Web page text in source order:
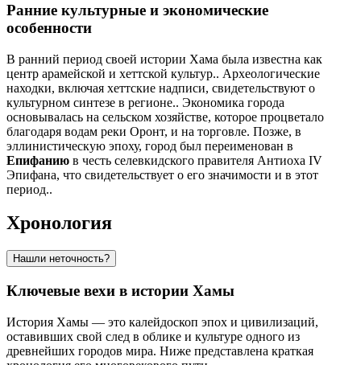
Ранние культурные и экономические
особенности
В ранний период своей истории Хама была известна как
центр арамейской и хеттской культур.. Археологические
находки, включая хеттские надписи, свидетельствуют о
культурном синтезе в регионе.. Экономика города
основывалась на сельском хозяйстве, которое процветало
благодаря водам реки Оронт, и на торговле. Позже, в
эллинистическую эпоху, город был переименован в
Епифанию в честь селевкидского правителя Антиоха IV
Эпифана, что свидетельствует о его значимости и в этот
период..
Хронология
Нашли неточность?
Ключевые вехи в истории Хамы
История Хамы — это калейдоскоп эпох и цивилизаций,
оставивших свой след в облике и культуре одного из
древнейших городов мира. Ниже представлена краткая